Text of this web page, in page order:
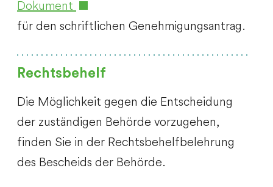
Dokument
für den schriftlichen Genehmigungsantrag.
Rechtsbehelf
Die Möglichkeit gegen die Entscheidung
der zuständigen Behörde vorzugehen,
finden Sie in der Rechtsbehelfbelehrung
des Bescheids der Behörde.